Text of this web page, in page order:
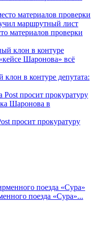
материалов проверки
в контуре депутата:
просит прокуратуру
поезда «Сура»...